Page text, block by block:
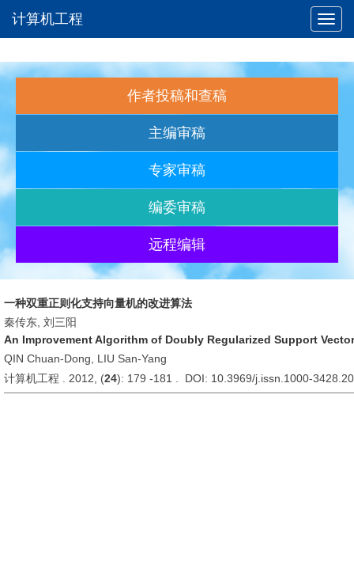
计算机工程
作者投稿和查稿
主编审稿
专家审稿
编委审稿
远程编辑
一种双重正则化支持向量机的改进算法
秦传东, 刘三阳
An Improvement Algorithm of Doubly Regularized Support
QIN Chuan-Dong, LIU San-Yang
计算机工程 . 2012, (24): 179 -181 . DOI: 10.3969/j.issn.1000-